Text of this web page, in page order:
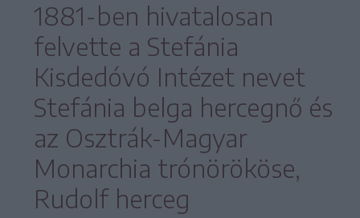
1881-ben hivatalosan
felvette a Stefánia
Kisdedóvó Intézet nevet
Stefánia belga hercegnő és
az Osztrák-Magyar
Monarchia trónörököse,
Rudolf herceg